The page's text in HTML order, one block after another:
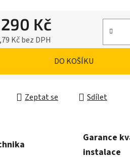
Kč
Kč bez DPH
DO KOŠÍKU
Zeptat se Sdílet
Garance
instalace